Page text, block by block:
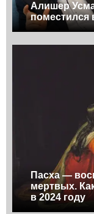
Алишер
поместился
Пасха —
мертвых.
в 2024 году